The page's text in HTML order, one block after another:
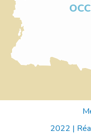
2022 |